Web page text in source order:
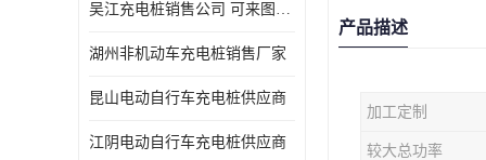
吴江充电桩销售公司 可来图定制
湖州非机动车充电桩销售厂家
昆山电动自行车充电桩供应商
江阴电动自行车充电桩供应商
产品描述
加工定制
较大总功率